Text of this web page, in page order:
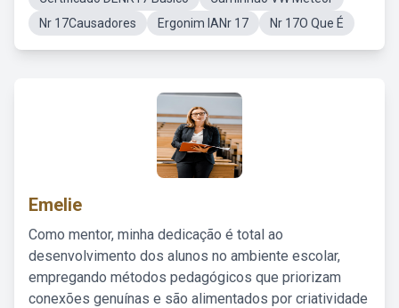
Nr 17Causadores
Ergonim IANr 17 Nr 17O Que É
Emelie
Como mentor, minha dedicação é total ao
desenvolvimento dos alunos no ambiente escolar,
empregando métodos pedagógicos que priorizam
conexões genuínas e são alimentados por criatividade